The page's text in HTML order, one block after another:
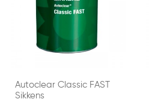
Autoclear Classic FAST
Sikkens